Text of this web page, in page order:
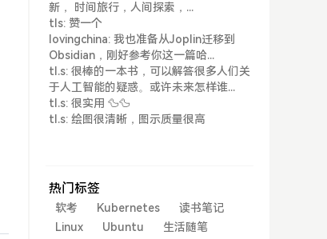
新， 时间旅行，人间探索，...
tls: 赞一个
lovingchina: 我也准备从Joplin迁移到
Obsidian，刚好参考你这一篇哈...
tl.s: 很棒的一本书，可以解答很多人们关
于人工智能的疑惑。或许未来怎样谁...
tl.s: 很实用 🦆🦆
tl.s: 绘图很清晰，图示质量很高
热门标签
软考 Kubernetes
读书笔记
Linux
Ubuntu
生活随笔